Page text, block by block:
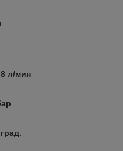
л/мин